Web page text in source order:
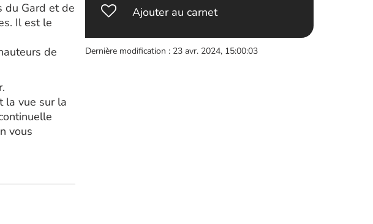
du Gard et de
Il est le
de
la vue sur la
vous
Ajouter au carnet
Dernière modification : 23 avr. 2024, 15:00:03